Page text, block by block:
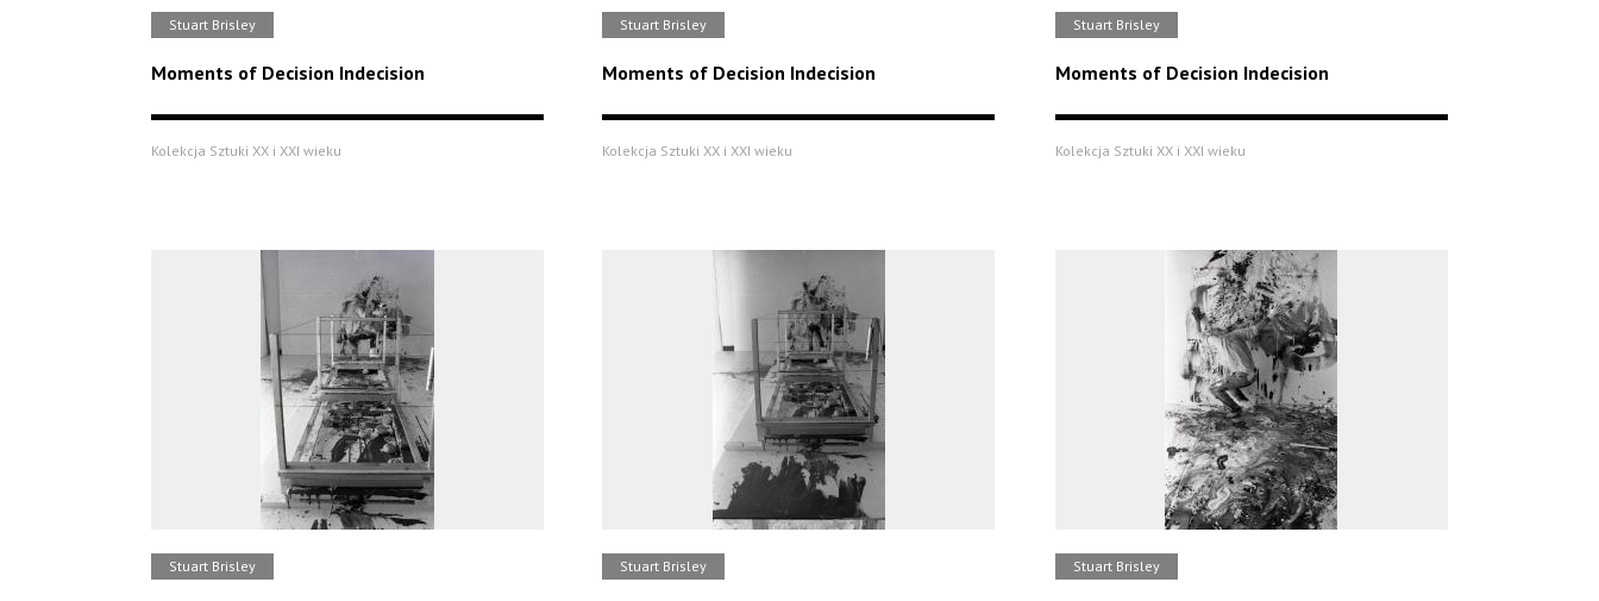
Stuart Brisley
Moments of Decision Indecision
Kolekcja Sztuki XX i XXI wieku
Stuart Brisley
Moments of Decision Indecision
Kolekcja Sztuki XX i XXI wieku
Stuart Brisley
Moments of Decision Indecision
Kolekcja Sztuki XX i XXI wieku
Stuart Brisley Stuart Brisley Stuart Brisley